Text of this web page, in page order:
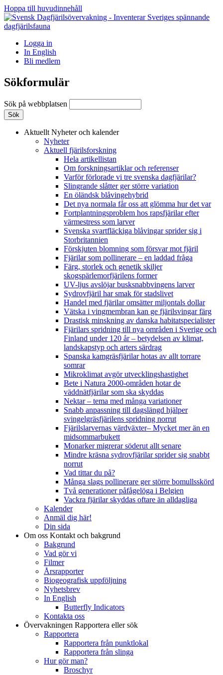
Hoppa till huvudinnehåll
Logga in
In English
Bli medlem
Sökformulär
Sök på webbplatsen
Aktuellt Nyheter och kalender
Nyheter
Aktuell fjärilsforskning
Hela artikellistan
Om forskningsartiklar och referenser
Varför förlorade vi tre svenska dagfjärilar?
Slingrande slåtter ger större variation
En öländsk blåvingehybrid
Det nya normala får oss att glömma hur det var
Fortplantningsproblem hos rapsfjärilar efter
värmestress som larver
Svenska svartfläckiga blåvingar sprider sig i
Storbritannien
Förskjuten blomning som försvar mot fjäril
Fjärilar som pollinerare – en laddad fråga
Färg, storlek och genetik skiljer
skogspärlemorfjärilens former
UV-ljus avslöjar busksnabbvingens larver
Sydrovfjäril har smak för stadslivet
Handel med fjärilar omsätter miljontals dollar
Vätska i vingmembran kan ge fjärilsvingar färg
Drastisk minskning av danska habitatspecialister
Fjärilars spridning till nya områden i Sverige och
Finland under 120 år– betydelsen av klimat,
landskapstyp och arters särdrag
Spanska kamgräsfjärilar hotas av allt torrare
somrar
Mikroklimat avgör utvecklingshastighet
Bete i Natura 2000-områden hotar de
väddnätfjärilar som ska skyddas
Nektar – tema med många variationer
Snabb anpassning till dagslängd hjälper
svingelgräsfjärilens spridning norrut
Fjärilslarvernas värdväxter– Mycket mer än en
midsommarbukett
Monarker migrerar söderut allt senare
Mindre kräsna sydrovfjärilar sprider sig snabbt
norrut
Vad tittar du på?
Många slags pollinerare ger större bomullsskörd
Två generationer påfågelöga i Belgien
Vackra fjärilar skyddas oftare än alldagliga
Kalender
Anmäl dig här!
Din sida
Om oss Kontakt och bakgrund
Bakgrund
Vad gör vi
Filmer
Årsrapporter
Biogeografisk uppföljning
Nyhetsbrev
In English
Butterfly Indicators
Kontakta oss
Övervakningen Rapportera eller sök
Rapportera
Rapportera från punktlokal
Rapportera från slinga
Hur gör man?
Broschyr